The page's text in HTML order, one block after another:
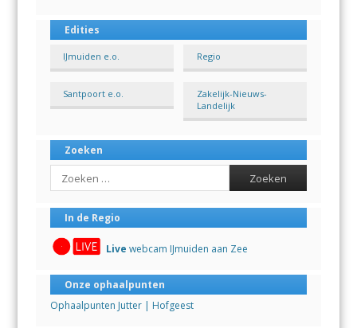
Edities
IJmuiden e.o. Regio
Santpoort e.o.
Zakelijk-Nieuws-
Landelijk
Zoeken
Search
In de Regio
Live webcam IJmuiden aan Zee
Onze ophaalpunten
Ophaalpunten Jutter | Hofgeest